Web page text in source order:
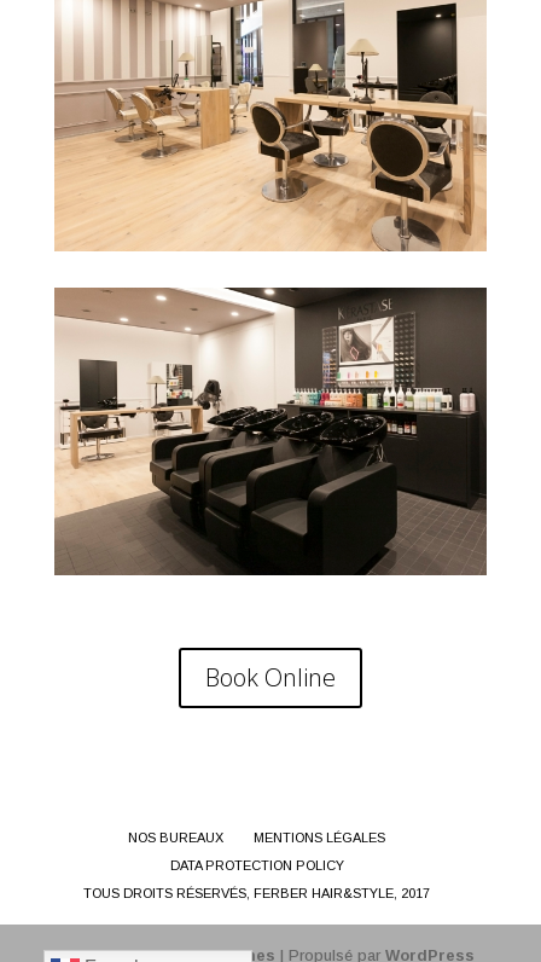
Book Online
NOS BUREAUX
MENTIONS LÉGALES
DATA PROTECTION POLICY
TOUS DROITS RÉSERVÉS, FERBER HAIR&STYLE, 2017
Design deElegant Themes | Propulsé parWordPress